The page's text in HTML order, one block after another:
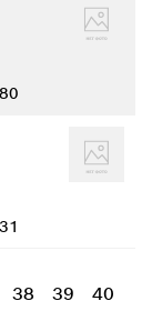
38 39 40